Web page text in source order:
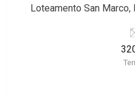
Loteamento San
Martinelli Imobiliária
320m² de área terreno - Plano
Imobiliária - excelência